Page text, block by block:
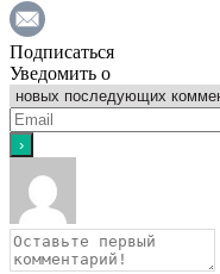
Подписаться
Уведомить о